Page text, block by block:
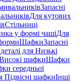
Запасні
Для кутових
Стільниці
у формі чашіДля
ШафкиЗапасні
для Низькі
Високі шафкиШафки
середньої
Підвісні шафкиІнші